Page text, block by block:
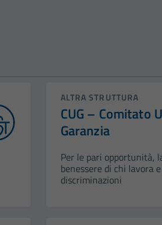
ALTRA STRUTTURA
CUG – Comitato
Garanzia
Per le pari opportunità,
benessere di chi lavora
discriminazioni